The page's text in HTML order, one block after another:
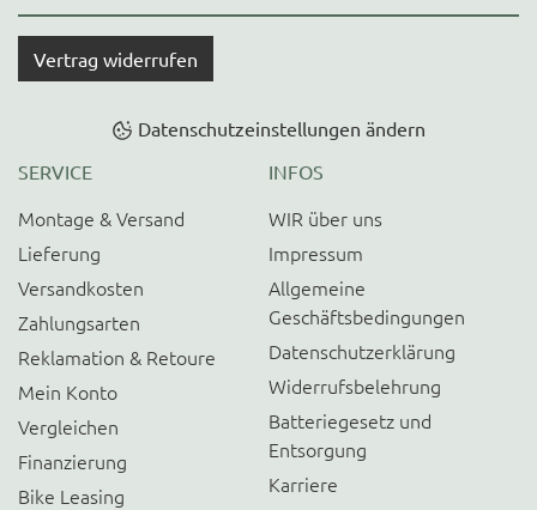
Vertrag widerrufen
Datenschutzeinstellungen ändern
SERVICE
Montage & Versand
Lieferung
Versandkosten
Zahlungsarten
Reklamation & Retoure
Mein Konto
Vergleichen
Finanzierung
Bike Leasing
INFOS
WIR über uns
Impressum
Allgemeine
Geschäftsbedingungen
Datenschutzerklärung
Widerrufsbelehrung
Batteriegesetz und
Entsorgung
Karriere